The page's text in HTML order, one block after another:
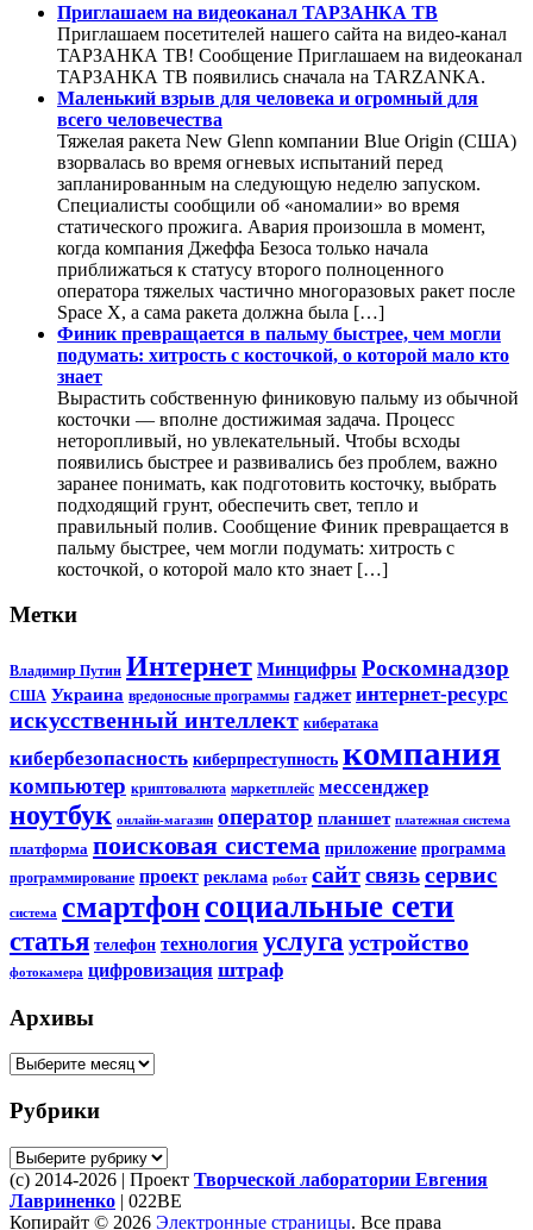
Приглашаем на видеоканал ТАРЗАНКА ТВ
Приглашаем посетителей нашего сайта на видео-канал
ТАРЗАНКА ТВ! Сообщение Приглашаем на видеоканал
ТАРЗАНКА ТВ появились сначала на TARZANKA.
Маленький взрыв для человека и огромный для
всего человечества
Тяжелая ракета New Glenn компании Blue Origin (США)
взорвалась во время огневых испытаний перед
запланированным на следующую неделю запуском.
Специалисты сообщили об «аномалии» во время
статического прожига. Авария произошла в момент,
когда компания Джеффа Безоса только начала
приближаться к статусу второго полноценного
оператора тяжелых частично многоразовых ракет после
Space X, а сама ракета должна была […]
Финик превращается в пальму быстрее, чем могли
подумать: хитрость с косточкой, о которой мало кто
знает
Вырастить собственную финиковую пальму из обычной
косточки — вполне достижимая задача. Процесс
неторопливый, но увлекательный. Чтобы всходы
появились быстрее и развивались без проблем, важно
заранее понимать, как подготовить косточку, выбрать
подходящий грунт, обеспечить свет, тепло и
правильный полив. Сообщение Финик превращается в
пальму быстрее, чем могли подумать: хитрость с
косточкой, о которой мало кто знает […]
Метки
Владимир Путин Интернет Минцифры Роскомнадзор
США Украина вредоносные программы гаджет интернет-ресурс
искусственный интеллект кибератака
кибербезопасность киберпреступность компания
компьютер криптовалюта маркетплейс мессенджер
ноутбук онлайн-магазин оператор планшет платежная система
платформа поисковая система приложение программа
программирование проект реклама робот сайтсвязьсервис
система смартфонсоциальные сети
статья телефон технология услуга устройство
фотокамера цифровизация штраф
Архивы
Архивы
Рубрики
Рубрики
(c) 2014-2026 | Проект Творческой лаборатории Евгения
Лавриненко | 022BE
Копирайт © 2026 Электронные страницы. Все права